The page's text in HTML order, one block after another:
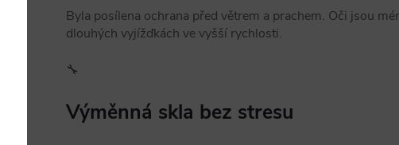
Byla posílena ochrana před větrem a prachem. Oči jsou
dlouhých vyjížďkách ve vyšší rychlosti.
🔧
Výměnná skla bez stresu